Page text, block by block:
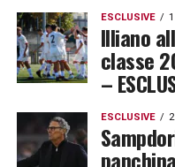
ESCLUSIVE
Illiano
classe
–
ESCLUSIVE